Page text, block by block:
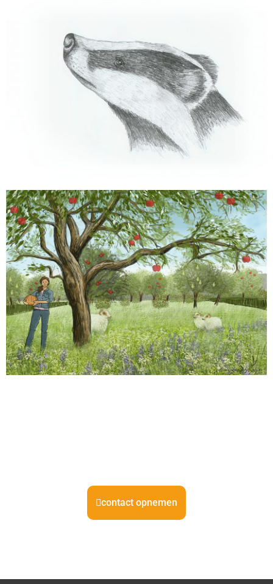
contact opnemen